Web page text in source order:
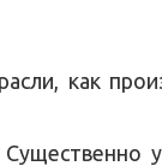
как